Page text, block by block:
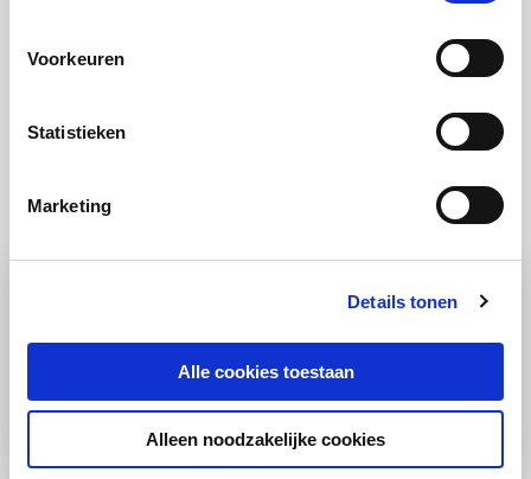
Voorkeuren
Statistieken
Marketing
Details tonen
Alle cookies toestaan
Alleen noodzakelijke cookies
Ook lekker